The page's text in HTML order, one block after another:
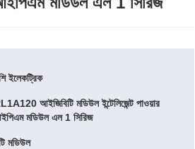
ইলেকট্রিক
আইজিবিটি মডিউল ইন্টেলিজেন্ট পাওয়ার
মডিউল এল 1 সিরিজ
মডিউল